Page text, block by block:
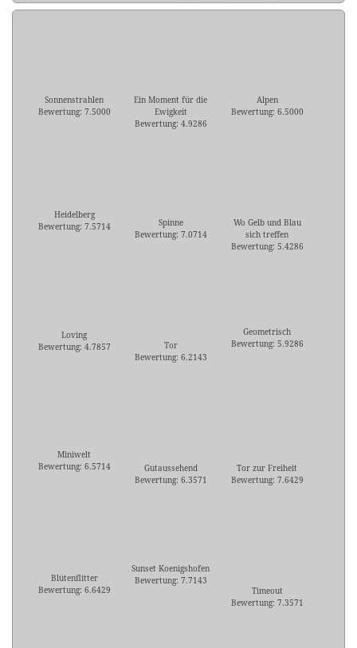
Sonnenstrahlen
Bewertung: 7.5000
Ein Moment für die
Ewigkeit
Bewertung: 4.9286
Alpen
Bewertung: 6.5000
Heidelberg
Bewertung: 7.5714
Spinne
Bewertung: 7.0714
Wo Gelb und Blau
sich treffen
Bewertung: 5.4286
Loving
Bewertung: 4.7857
Tor
Bewertung: 6.2143
Geometrisch
Bewertung: 5.9286
Miniwelt
Bewertung: 6.5714
Gutaussehend
Bewertung: 6.3571
Tor zur Freiheit
Bewertung: 7.6429
Blütenflitter
Bewertung: 6.6429
Sunset Koenigshofen
Bewertung: 7.7143
Timeout
Bewertung: 7.3571